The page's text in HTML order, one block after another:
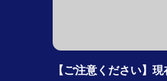
【ご注意ください】